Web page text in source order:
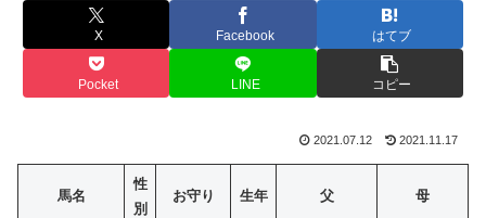
X Facebook はてブ
Pocket LINE コピー
2021.07.12 2021.11.17
馬名
性
別
お守り 生年 父 母